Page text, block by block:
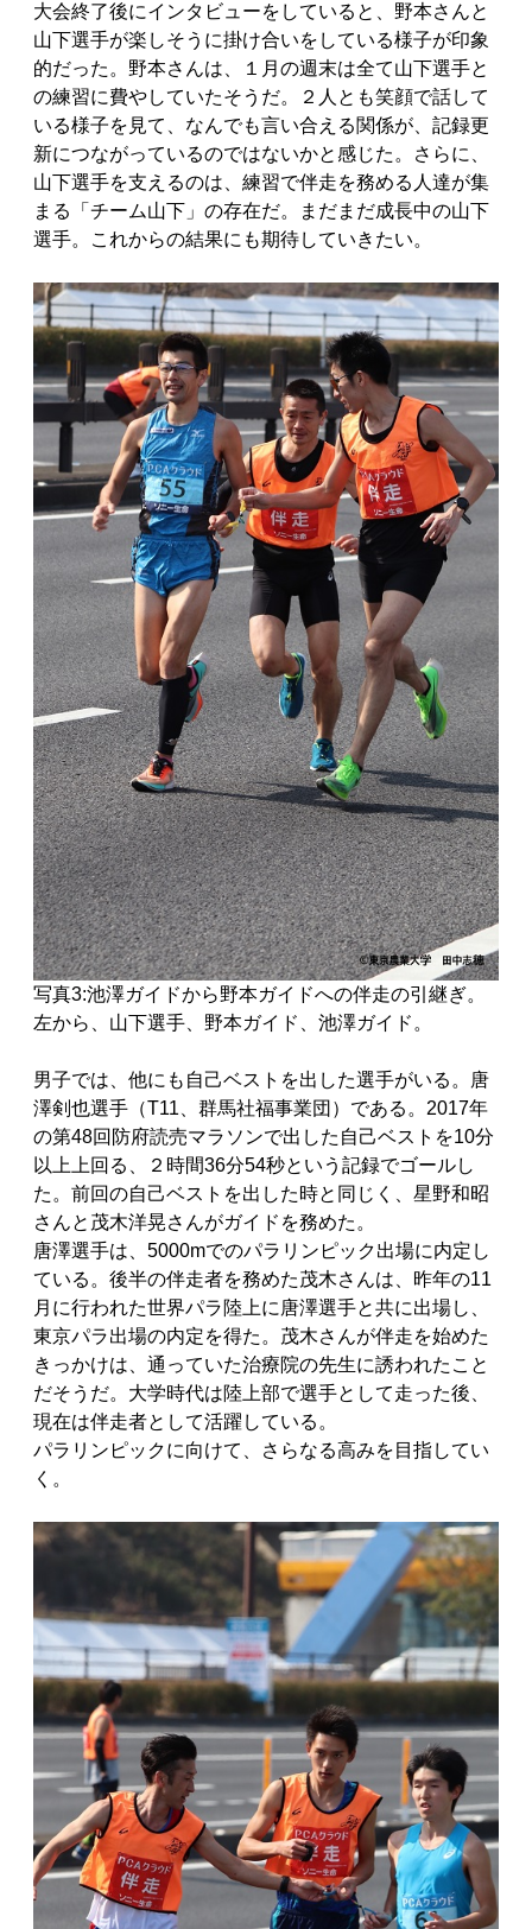
大会終了後にインタビューをしていると、野本さんと
山下選手が楽しそうに掛け合いをしている様子が印象
的だった。野本さんは、１月の週末は全て山下選手と
の練習に費やしていたそうだ。２人とも笑顔で話して
いる様子を見て、なんでも言い合える関係が、記録更
新につながっているのではないかと感じた。さらに、
山下選手を支えるのは、練習で伴走を務める人達が集
まる「チーム山下」の存在だ。まだまだ成長中の山下
選手。これからの結果にも期待していきたい。
写真3:池澤ガイドから野本ガイドへの伴走の引継ぎ。
左から、山下選手、野本ガイド、池澤ガイド。
男子では、他にも自己ベストを出した選手がいる。唐
澤剣也選手（T11、群馬社福事業団）である。2017年
の第48回防府読売マラソンで出した自己ベストを10分
以上上回る、２時間36分54秒という記録でゴールし
た。前回の自己ベストを出した時と同じく、星野和昭
さんと茂木洋晃さんがガイドを務めた。
唐澤選手は、5000mでのパラリンピック出場に内定し
ている。後半の伴走者を務めた茂木さんは、昨年の11
月に行われた世界パラ陸上に唐澤選手と共に出場し、
東京パラ出場の内定を得た。茂木さんが伴走を始めた
きっかけは、通っていた治療院の先生に誘われたこと
だそうだ。大学時代は陸上部で選手として走った後、
現在は伴走者として活躍している。
パラリンピックに向けて、さらなる高みを目指してい
く。